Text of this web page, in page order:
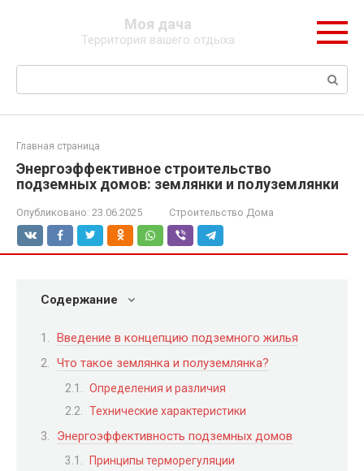
Моя дача
Территория вашего отдыха
Поиск:
Главная страница
Энергоэффективное строительство
подземных домов: землянки и полуземлянки
Опубликовано: 23.06.2025 Строительство Дома
Содержание
Введение в концепцию подземного жилья
Что такое землянка и полуземлянка?
Определения и различия
Технические характеристики
Энергоэффективность подземных домов
Принципы терморегуляции